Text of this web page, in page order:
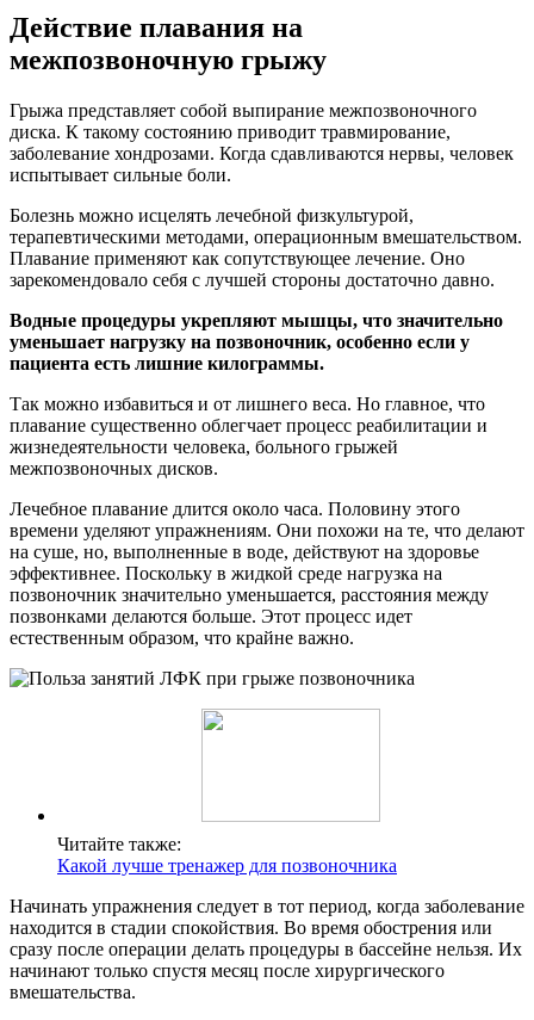
Действие плавания на
межпозвоночную грыжу
Грыжа представляет собой выпирание межпозвоночного
диска. К такому состоянию приводит травмирование,
заболевание хондрозами. Когда сдавливаются нервы, человек
испытывает сильные боли.
Болезнь можно исцелять лечебной физкультурой,
терапевтическими методами, операционным вмешательством.
Плавание применяют как сопутствующее лечение. Оно
зарекомендовало себя с лучшей стороны достаточно давно.
Водные процедуры укрепляют мышцы, что значительно
уменьшает нагрузку на позвоночник, особенно если у
пациента есть лишние килограммы.
Так можно избавиться и от лишнего веса. Но главное, что
плавание существенно облегчает процесс реабилитации и
жизнедеятельности человека, больного грыжей
межпозвоночных дисков.
Лечебное плавание длится около часа. Половину этого
времени уделяют упражнениям. Они похожи на те, что делают
на суше, но, выполненные в воде, действуют на здоровье
эффективнее. Поскольку в жидкой среде нагрузка на
позвоночник значительно уменьшается, расстояния между
позвонками делаются больше. Этот процесс идет
естественным образом, что крайне важно.
Читайте также:
Какой лучше тренажер для позвоночника
Начинать упражнения следует в тот период, когда заболевание
находится в стадии спокойствия. Во время обострения или
сразу после операции делать процедуры в бассейне нельзя. Их
начинают только спустя месяц после хирургического
вмешательства.